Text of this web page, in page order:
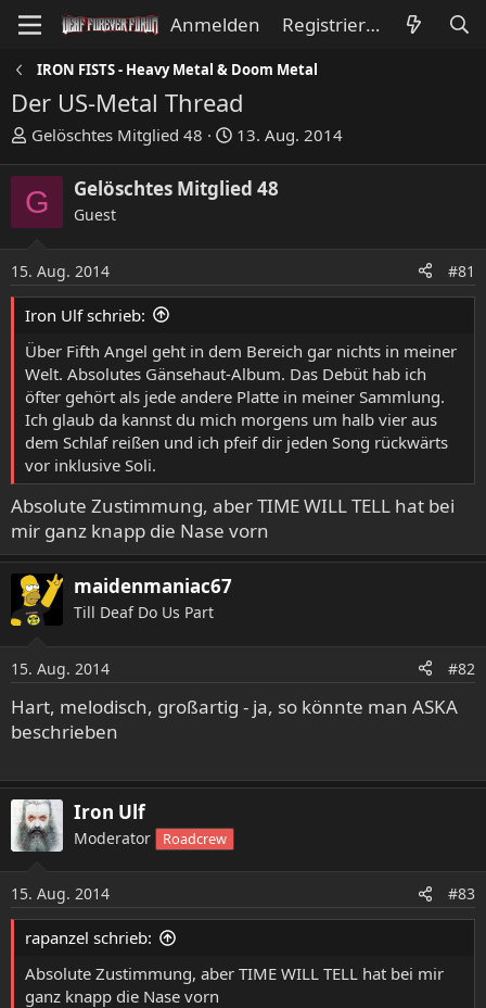
Anmelden Registrieren
IRON FISTS - Heavy Metal & Doom Metal
Der US-Metal Thread
E
s
t
e
l
e
r
Gelöschtes Mitglied 48
E
s
t
l
t
13. Aug. 2014
G Gelöschtes Mitglied 48
Guest
15. Aug. 2014 #81
Iron Ulf schrieb:
Über Fifth Angel geht in dem Bereich gar nichts in meiner
Welt. Absolutes Gänsehaut-Album. Das Debüt hab ich
öfter gehört als jede andere Platte in meiner Sammlung.
Ich glaub da kannst du mich morgens um halb vier aus
dem Schlaf reißen und ich pfeif dir jeden Song rückwärts
vor inklusive Soli.
Absolute Zustimmung, aber TIME WILL TELL hat bei
mir ganz knapp die Nase vorn
maidenmaniac67
Till Deaf Do Us Part
15. Aug. 2014 #82
Hart, melodisch, großartig - ja, so könnte man ASKA
beschrieben
Iron Ulf
Moderator Roadcrew
15. Aug. 2014 #83
rapanzel schrieb:
Absolute Zustimmung, aber TIME WILL TELL hat bei mir
ganz knapp die Nase vorn